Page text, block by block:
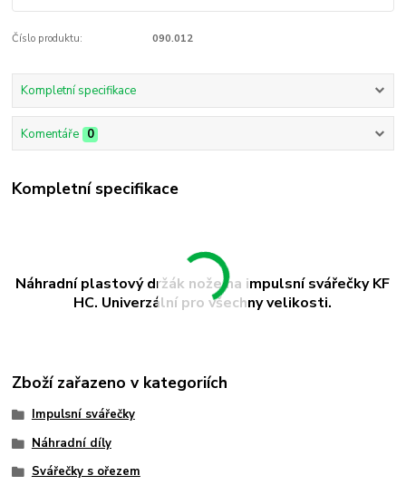
Číslo produktu: 090.012
Kompletní specifikace
Komentáře 0
Kompletní specifikace
Náhradní plastový držák nože na impulsní svářečky KF
HC. Univerzální pro všechny velikosti.
Zboží zařazeno v kategoriích
Impulsní svářečky
Náhradní díly
Svářečky s ořezem